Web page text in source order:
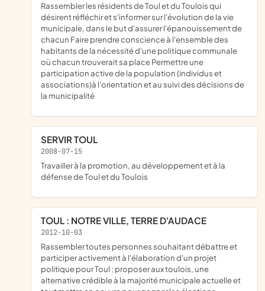
Rassembler les résidents de Toul et du Toulois qui
désirent réfléchir et s'informer sur l'évolution de la vie
municipale, dans le but d'assurer l'épanouissement de
chacun Faire prendre conscience à l'ensemble des
habitants de la nécessité d'une politique communale
où chacun trouverait sa place Permettre une
participation active de la population (individus et
associations)à l'orientation et au suivi des décisions de
la municipalité
SERVIR TOUL
2008-07-15
travailler à la promotion, au développement et à la
défense de Toul et du Toulois
TOUL : NOTRE VILLE, TERRE D'AUDACE
2012-10-03
rassembler toutes personnes souhaitant débattre et
participer activement à l'élaboration d'un projet
politique pour Toul ; proposer aux toulois, une
alternative crédible à la majorité municipale actuelle et